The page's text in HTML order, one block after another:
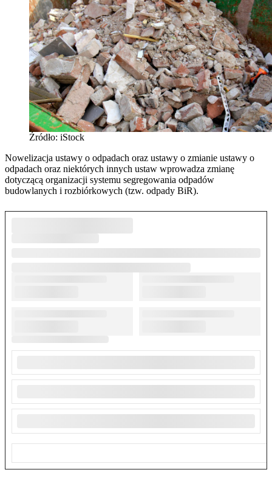
Źródło: iStock
Nowelizacja ustawy o odpadach oraz ustawy o zmianie ustawy o
odpadach oraz niektórych innych ustaw wprowadza zmianę
dotyczącą organizacji systemu segregowania odpadów
budowlanych i rozbiórkowych (tzw. odpady BiR).